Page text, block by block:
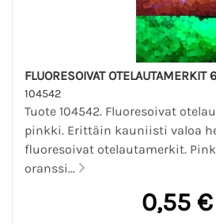
FLUORESOIVAT
104542
Tuote 104542. Fluoresoivat
pinkki. Erittäin kauniisti valoa
fluoresoivat otelautamerkit.
oranssi...
0,55 €